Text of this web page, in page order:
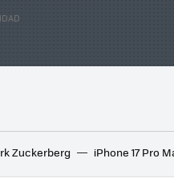
Zuckerberg iPhone 17 Pro